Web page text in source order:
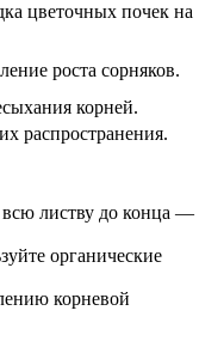
цветочных почек на
роста сорняков.
корней.
распространения.
всю листву до конца —
органические
корневой